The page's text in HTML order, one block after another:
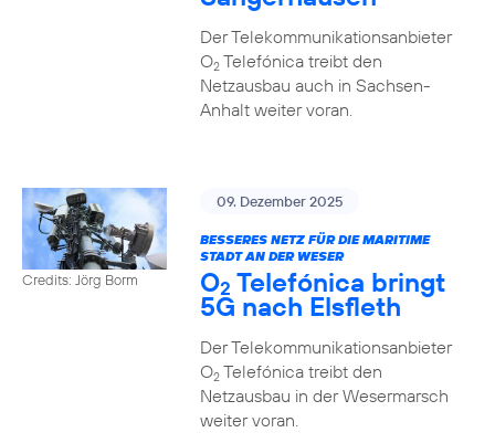
Der Telekommunikationsanbieter
O2Telefónica treibt den
Netzausbau auch in Sachsen-
Anhalt weiter voran.
Credits: Jörg Borm
09. Dezember 2025
BESSERES NETZ FÜR DIE MARITIME
STADT AN DER WESER
O2 Telefónica bringt
5G nach Elsfleth
Der Telekommunikationsanbieter
O2Telefónica treibt den
Netzausbau in der Wesermarsch
weiter voran.